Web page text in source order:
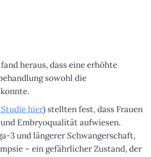
heraus, dass eine erhöhte
sowohl die
hier) stellten fest, dass Frauen
und Embryoqualität aufwiesen.
3 und längerer Schwangerschaft,
– ein gefährlicher Zustand, der